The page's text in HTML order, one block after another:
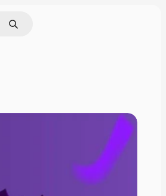
por imagem
Buscar